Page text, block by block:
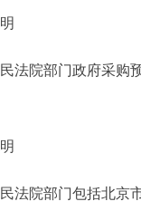
院部门政府采购预
院部门包括北京市